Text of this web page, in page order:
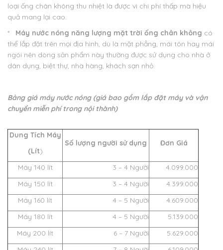
loại ống chân không thu nhiệt là được vì chi phí thấp mà hiệu
quả mang lại cao.
*
Máy nước nóng năng lượng mặt trời ống chân không có
thể lắp đặt trên mọi địa hình, dù là mặt phẳng, mái tôn hay mái
ngói nên dòng sản phẩm này thường được sử dụng cho nhà ở
dân dụng, biệt thự, nhà hàng, khách sạn nhỏ.
Bảng giá máy nước nóng (giá bao gồm lắp đặt máy và vận
chuyển miễn phí trong nội thành​)
Dung Tích Máy
(Lít)
Số lượng người sử dụng Đơn Giá
Máy 140 lít 3 – 4 Người
4.099.000
Máy 150 lít
3 – 4 Người
4.399.000
Máy 160 lít
4 – 5 Người
4.609.000
Máy 180 lít
4 – 5 Người
5.139.000
Máy 200 lít
6 – 7 Người
5.629.000